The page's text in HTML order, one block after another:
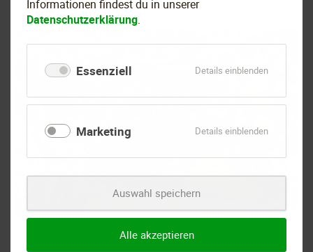
Informationen findest du in unserer
Datenschutzerklärung.
Essenziell Details einblendenfür
Marketing Details einblendenfür
Auswahl speichern
Alle akzeptieren
Unser Gartenfreund Siegfried Schön liebt Rosen und